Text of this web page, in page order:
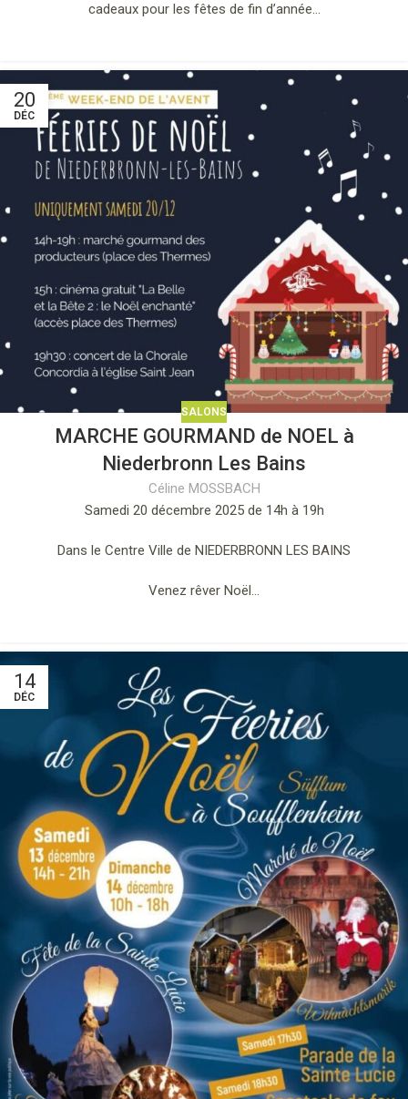
cadeaux pour les fêtes de fin d’année…
20
DÉC
SALONS
MARCHE GOURMAND de NOEL à
Niederbronn Les Bains
Céline MOSSBACH
Samedi 20 décembre 2025 de 14h à 19h
Dans le Centre Ville de NIEDERBRONN LES BAINS
Venez rêver Noël…
14
DÉC